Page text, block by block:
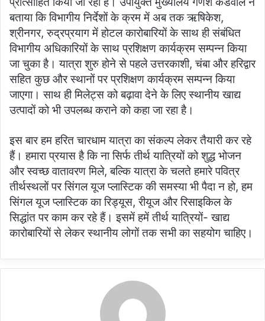
बताया कि विभागीय निर्देशों के क्रम में अब तक ऋषिकेश,
श्रीनगर, रुद्रप्रयाग में होटल कारोबारियों के साथ ही संबंधित
विभागीय अधिकारियों के साथ प्रशिक्षण कार्यक्रम सम्पन्न किया
जा चुका है। यात्रा शुरु होने से पहले उत्तरकाशी, चंबा और हरिद्वार
सहित कुछ और स्थानों पर प्रशिक्षण कार्यक्रम सम्पन्न किया
जाएगा। साथ ही मिलेट्स को बढ़ावा देने के लिए स्थानीय खाद्य
उत्पादों को भी उपलब्ध कराने को कहा जा रहा है।
इस बार हम हरित चारधाम यात्रा का संकल्प लेकर तैयारी कर रहे
हैं। हमारा प्रयास है कि ना सिर्फ तीर्थ यात्रियों को शुद्ध भोजन
और स्वच्छ वातावरण मिले, बल्कि यात्रा के चलते हमारे पवित्र
तीर्थस्थलों पर सिंगल यूज प्लास्टिक की समस्या भी पैदा न हो, हम
सिंगल यूज प्लास्टिक का रिड्यूस, रीयूज और रिसाइकिल के
सिद्धांत पर काम कर रहे हैं। इसमें हमें तीर्थ यात्रियों- खाद्य
कारोबारियों से लेकर स्थानीय लोगों तक सभी का सहयोग चाहिए।